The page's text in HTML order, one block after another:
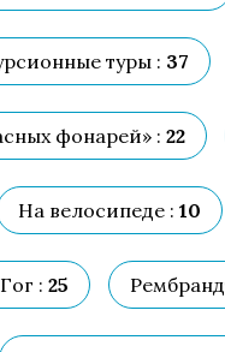
туры : 37
фонарей» : 22
На велосипеде : 10
: 25